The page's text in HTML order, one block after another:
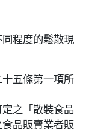
程度的鬆散現
五條第一項所
之「散裝食品
品販賣業者販